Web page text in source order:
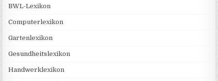
BWL-Lexikon
Computerlexikon
Gartenlexikon
Gesundheitslexikon
Handwerklexikon